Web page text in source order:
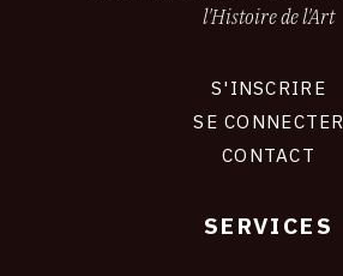
l'Histoire de l'Art
S'INSCRIRE
SE CONNECTER
CONTACT
SERVICES